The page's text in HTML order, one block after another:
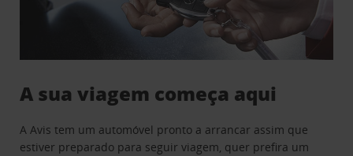
A sua viagem começa aqui
A Avis tem um automóvel pronto a arrancar assim que
estiver preparado para seguir viagem, quer prefira um